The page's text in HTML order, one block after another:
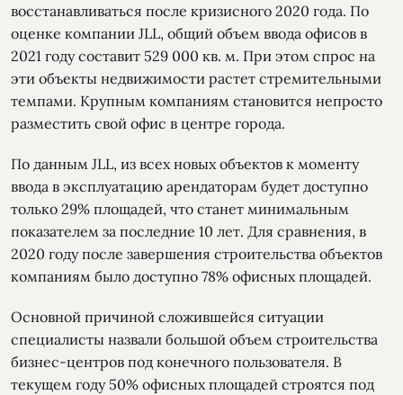
восстанавливаться после кризисного 2020 года. По
оценке компании JLL, общий объем ввода офисов в
2021 году составит 529 000 кв. м. При этом спрос на
эти объекты недвижимости растет стремительными
темпами. Крупным компаниям становится непросто
разместить свой офис в центре города.
По данным JLL, из всех новых объектов к моменту
ввода в эксплуатацию арендаторам будет доступно
только 29% площадей, что станет минимальным
показателем за последние 10 лет. Для сравнения, в
2020 году после завершения строительства объектов
компаниям было доступно 78% офисных площадей.
Основной причиной сложившейся ситуации
специалисты назвали большой объем строительства
бизнес-центров под конечного пользователя. В
текущем году 50% офисных площадей строятся под